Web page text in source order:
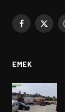
Facebook
X
EMEK